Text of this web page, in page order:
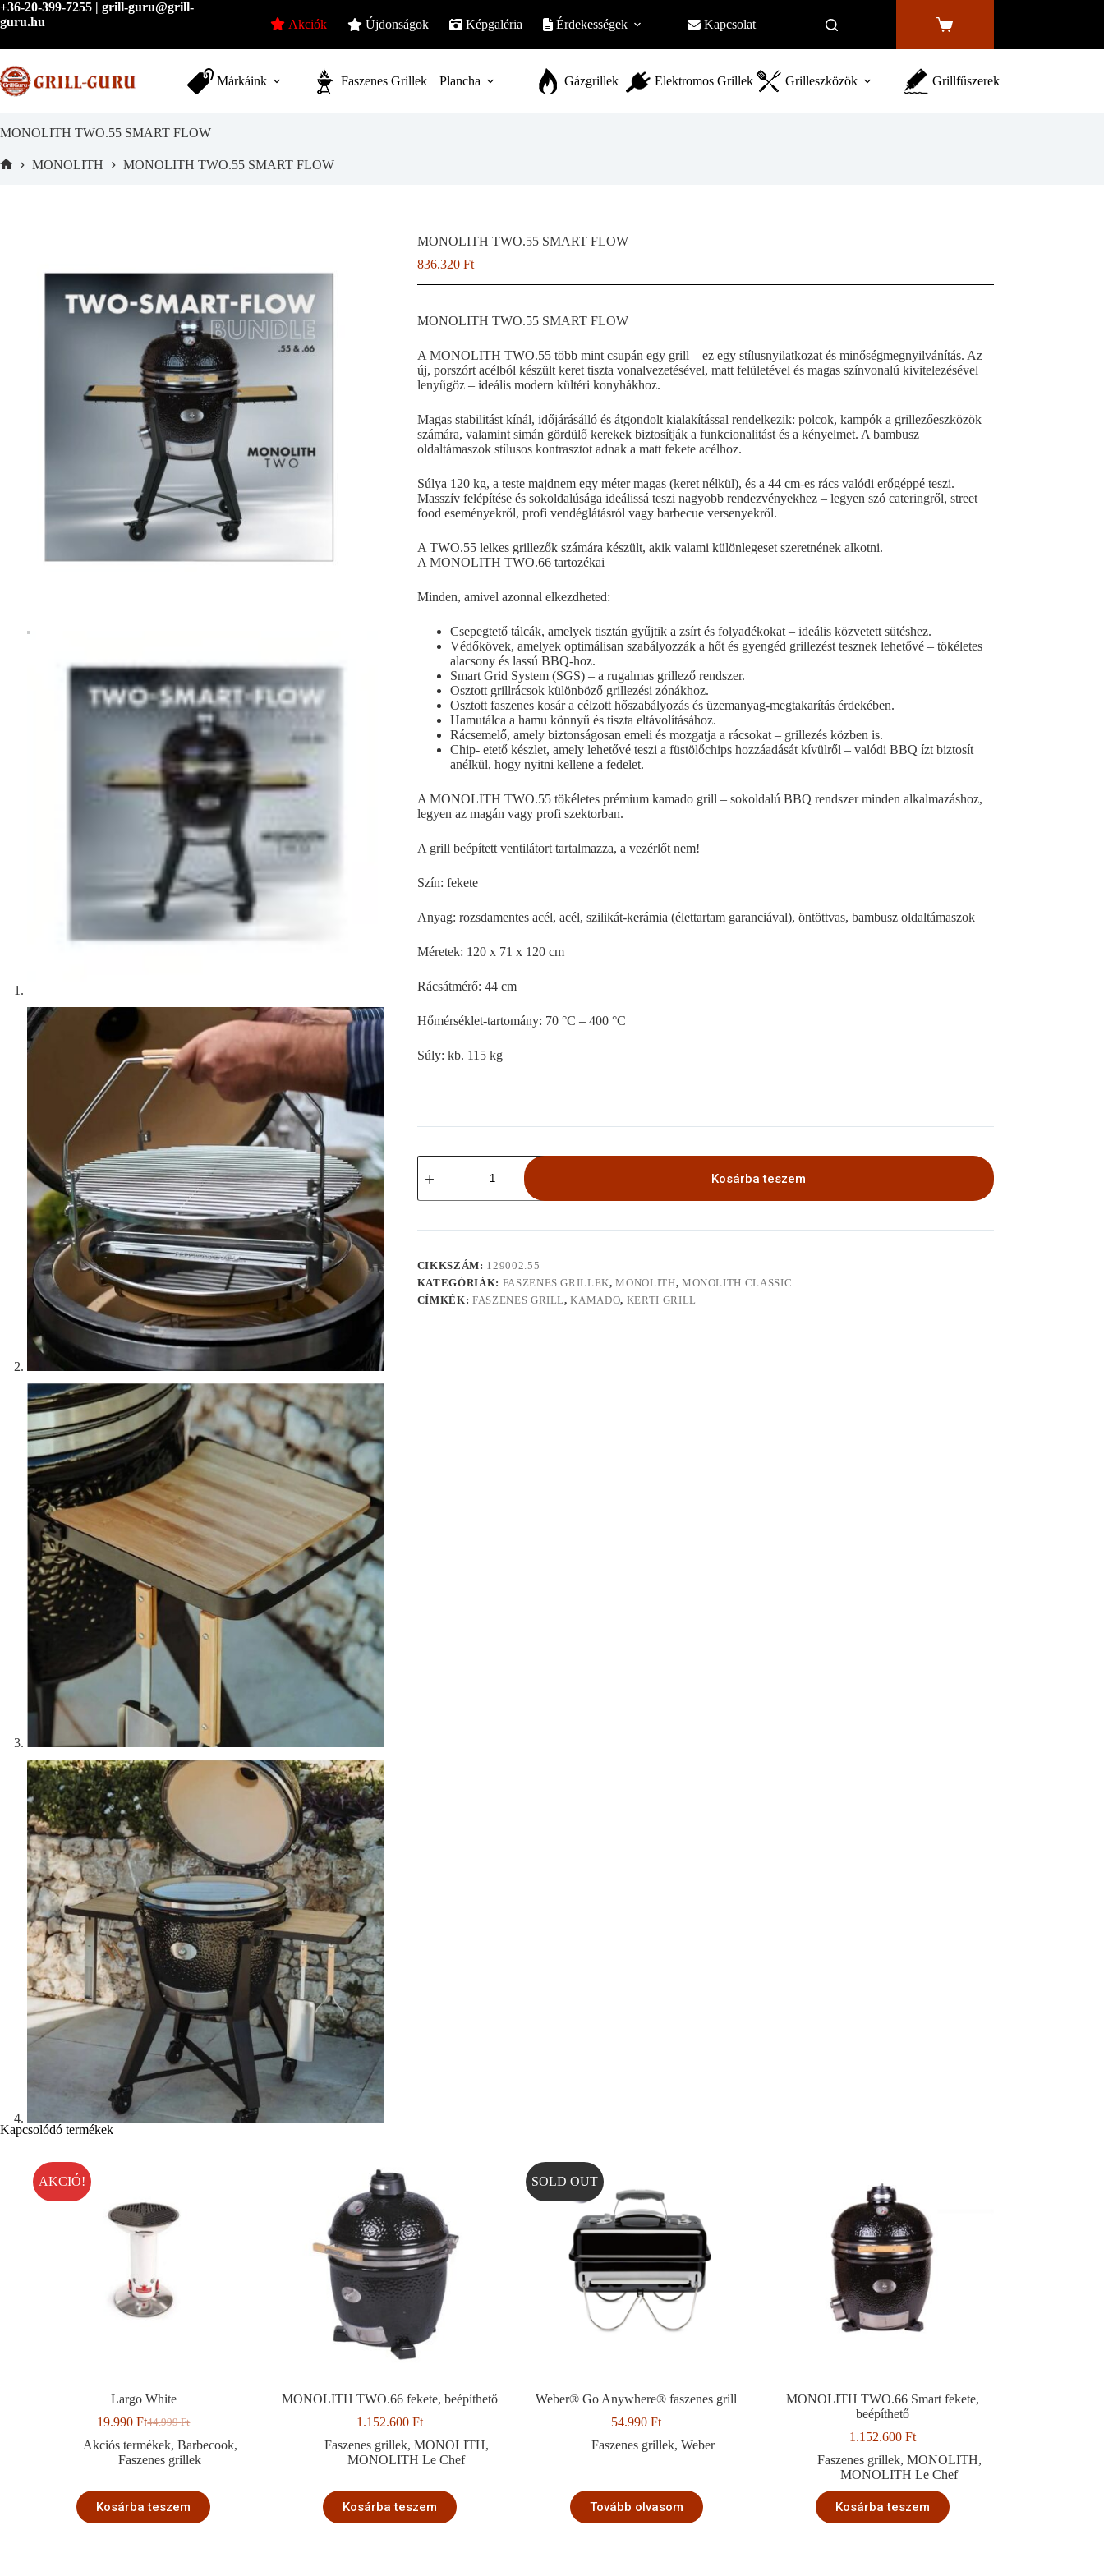
Skip
to
+36-20-399-7255 | grill-guru@grill-
guru.hu
Akciók Újdonságok Képgaléria Érdekességek Kapcsolat
Shopping
Márkáink Faszenes Grillek Plancha Gázgrillek Elektromos Grillek Grilleszközök Grillfűszerek
MONOLITH TWO.55 SMART FLOW
MONOLITH MONOLITH TWO.55 SMART FLOW
MONOLITH TWO.55 SMART FLOW
836.320 Ft
MONOLITH TWO.55 SMART FLOW
A MONOLITH TWO.55 több mint csupán egy grill – ez egy stílusnyilatkozat és minőségmegnyilvánítás. Az
új, porszórt acélból készült keret tiszta vonalvezetésével, matt felületével és magas színvonalú kivitelezésével
lenyűgöz – ideális modern kültéri konyhákhoz.
Magas stabilitást kínál, időjárásálló és átgondolt kialakítással rendelkezik: polcok, kampók a grillezőeszközök
számára, valamint simán gördülő kerekek biztosítják a funkcionalitást és a kényelmet. A bambusz
oldaltámaszok stílusos kontrasztot adnak a matt fekete acélhoz.
Súlya 120 kg, a teste majdnem egy méter magas (keret nélkül), és a 44 cm-es rács valódi erőgéppé teszi.
Masszív felépítése és sokoldalúsága ideálissá teszi nagyobb rendezvényekhez – legyen szó cateringről, street
food eseményekről, profi vendéglátásról vagy barbecue versenyekről.
A TWO.55 lelkes grillezők számára készült, akik valami különlegeset szeretnének alkotni.
A MONOLITH TWO.66 tartozékai
Minden, amivel azonnal elkezdheted:
Csepegtető tálcák, amelyek tisztán gyűjtik a zsírt és folyadékokat – ideális közvetett sütéshez.
Védőkövek, amelyek optimálisan szabályozzák a hőt és gyengéd grillezést tesznek lehetővé – tökéletes
alacsony és lassú BBQ-hoz.
Smart Grid System (SGS) – a rugalmas grillező rendszer.
Osztott grillrácsok különböző grillezési zónákhoz.
Osztott faszenes kosár a célzott hőszabályozás és üzemanyag-megtakarítás érdekében.
Hamutálca a hamu könnyű és tiszta eltávolításához.
Rácsemelő, amely biztonságosan emeli és mozgatja a rácsokat – grillezés közben is.
Chip- etető készlet, amely lehetővé teszi a füstölőchips hozzáadását kívülről – valódi BBQ ízt biztosít
anélkül, hogy nyitni kellene a fedelet.
A MONOLITH TWO.55 tökéletes prémium kamado grill – sokoldalú BBQ rendszer minden alkalmazáshoz,
legyen az magán vagy profi szektorban.
A grill beépített ventilátort tartalmazza, a vezérlőt nem!
Szín: fekete
Anyag: rozsdamentes acél, acél, szilikát-kerámia (élettartam garanciával), öntöttvas, bambusz oldaltámaszok
Méretek: 120 x 71 x 120 cm
Rácsátmérő: 44 cm
Hőmérséklet-tartomány: 70 °C – 400 °C
Súly: kb. 115 kg
MONOLITH
TWO.55
FLOW
Kosárba teszem
CIKKSZÁM: 129002.55
KATEGÓRIÁK: FASZENES GRILLEK,MONOLITH, MONOLITH CLASSIC
CÍMKÉK:FASZENES GRILL,KAMADO, KERTI GRILL
Kapcsolódó termékek
AKCIÓ!
Largo White
44.999Ft
Original
price
was:
19.990FtCurrent
price
is:
Akciós termékek, Barbecook,
Faszenes grillek
Kosárba teszem
MONOLITH TWO.66 fekete, beépíthető
1.152.600Ft
Faszenes grillek, MONOLITH,
MONOLITH Le Chef
Kosárba teszem
SOLD OUT
Weber® Go Anywhere® faszenes grill
54.990Ft
Faszenes grillek, Weber
Tovább olvasom
MONOLITH TWO.66 Smart fekete,
beépíthető
1.152.600Ft
Faszenes grillek, MONOLITH,
MONOLITH Le Chef
Kosárba teszem